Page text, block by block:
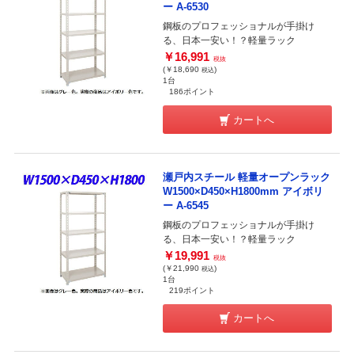
ー A-6530
鋼板のプロフェッショナルが手掛け
る、日本一安い！？軽量ラック
￥16,991 税抜
(￥18,690 税込)
1台
186ポイント
カートへ
瀬戸内スチール 軽量オープンラック
W1500×D450×H1800mm アイボリ
ー A-6545
鋼板のプロフェッショナルが手掛け
る、日本一安い！？軽量ラック
￥19,991 税抜
(￥21,990 税込)
1台
219ポイント
カートへ